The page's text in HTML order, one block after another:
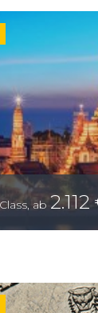
, ab 2.112